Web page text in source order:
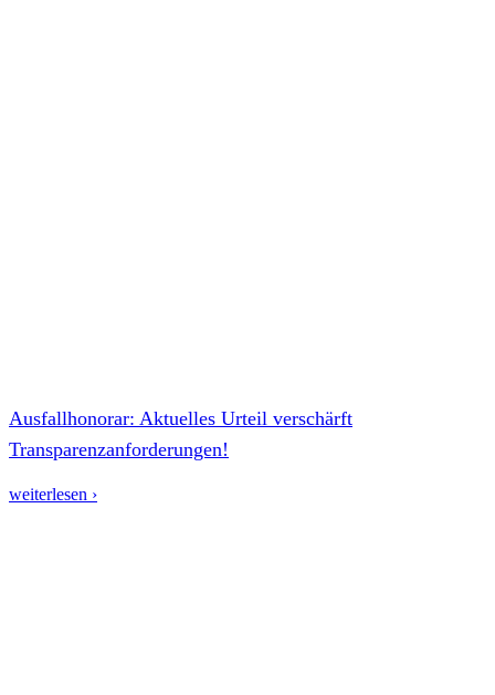
Ausfallhonorar: Aktuelles Urteil verschärft
Transparenzanforderungen!
weiterlesen ›